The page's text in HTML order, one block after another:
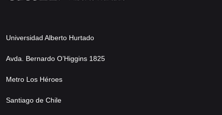
Universidad Alberto Hurtado
Avda. Bernardo O’Higgins 1825
Metro Los Héroes
Santiago de Chile